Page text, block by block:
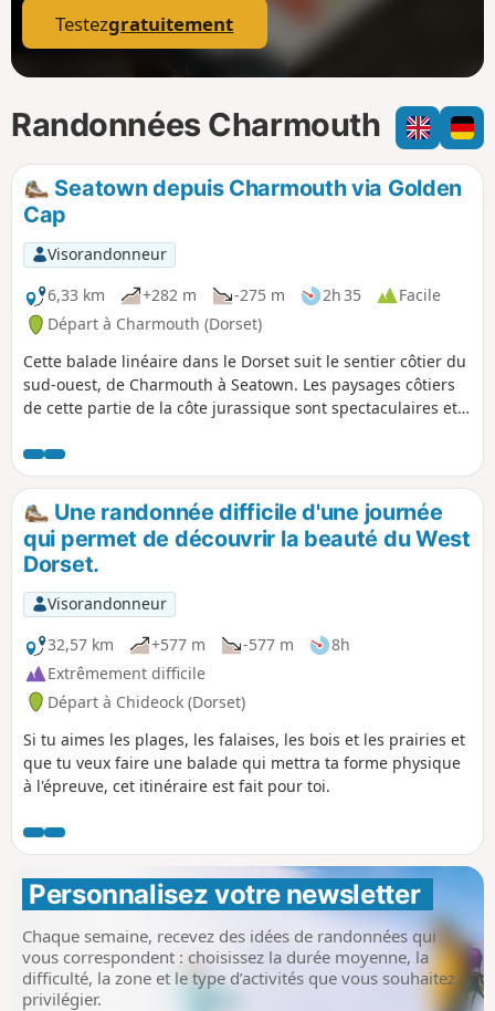
Testezgratuitement
Randonnées Charmouth
Seatown depuis Charmouth via Golden
Cap
Visorandonneur
6,33 km
+282 m -275 m 2h 35
Facile
Départ à Charmouth (Dorset)
Cette balade linéaire dans le Dorset suit le sentier côtier du
sud-ouest, de Charmouth à Seatown. Les paysages côtiers
de cette partie de la côte jurassique sont spectaculaires et
Dorset, à Golden Cap.
Une randonnée difficile d'une journée
qui permet de découvrir la beauté du West
Dorset.
Visorandonneur
32,57 km
+577 m -577 m
8h
Extrêmement difficile
Départ à Chideock (Dorset)
Si tu aimes les plages, les falaises, les bois et les prairies et
que tu veux faire une balade qui mettra ta forme physique
à l'épreuve, cet itinéraire est fait pour toi.
Personnalisez votre newsletter
Chaque semaine, recevez des idées de randonnées qui
vous correspondent : choisissez la durée moyenne, la
difficulté, la zone et le type d’activités que vous souhaitez
privilégier.